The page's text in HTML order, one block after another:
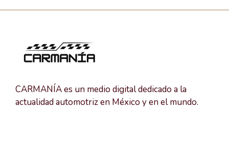
CARMANÍA es un medio digital dedicado a la
actualidad automotriz en México y en el mundo.